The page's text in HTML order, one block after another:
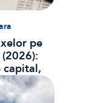
pe
capital,